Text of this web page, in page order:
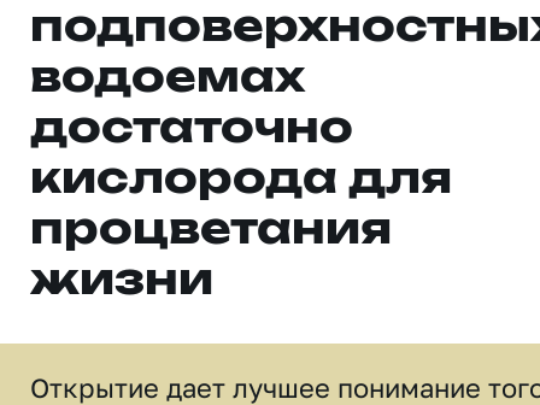
водоемах
достаточно
кислорода для
процветания
жизни
Открытие дает лучшее понимание